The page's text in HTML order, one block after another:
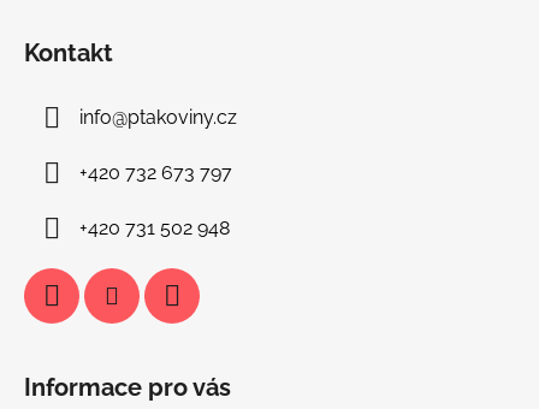
Kontakt
info@ptakoviny.cz
+420 732 673 797
+420 731 502 948
Informace pro vás